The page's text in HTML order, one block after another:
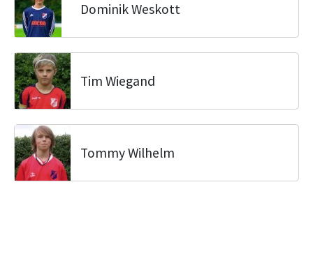
Dominik Weskott
Tim Wiegand
Tommy Wilhelm